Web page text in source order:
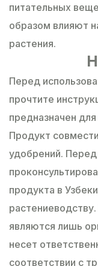
питательных
образом влияют
растения.
Перед
прочтите
предназначен
Продукт
удобрений.
продукта в
являются лишь
несет
соответствии с